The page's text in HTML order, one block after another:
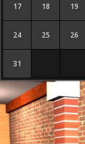
17 18 19
24 25 26
31